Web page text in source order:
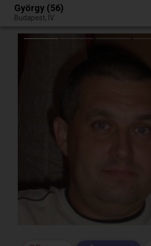
Egy jó randiból bármi lehet.
György (56)
Budapest, IV.